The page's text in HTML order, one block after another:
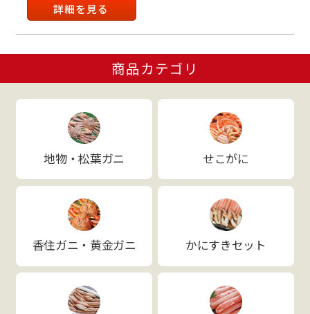
詳細を見る
商品カテゴリ
地物・松葉ガニ せこがに
香住ガニ・黄金ガニ かにすきセット